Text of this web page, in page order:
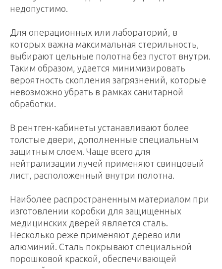
недопустимо.
Для операционных или лабораторий, в
которых важна максимальная стерильность,
выбирают цельные полотна без пустот внутри.
Таким образом, удается минимизировать
вероятность скопления загрязнений, которые
невозможно убрать в рамках санитарной
обработки.
В рентген-кабинеты устанавливают более
толстые двери, дополненные специальным
защитным слоем. Чаще всего для
нейтрализации лучей применяют свинцовый
лист, расположенный внутри полотна.
Наиболее распространенным материалом при
изготовлении коробки для защищенных
медицинских дверей является сталь.
Несколько реже применяют дерево или
алюминий. Сталь покрывают специальной
порошковой краской, обеспечивающей